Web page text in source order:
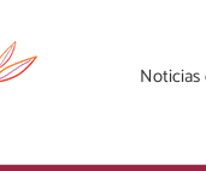
Noticias